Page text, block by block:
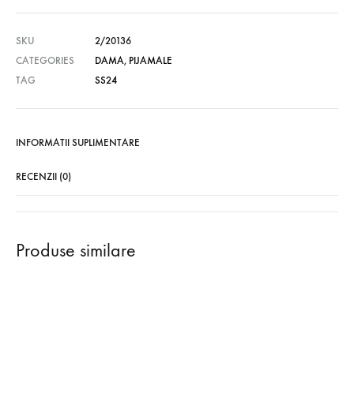
SKU
2/20136
CATEGORIES
DAMA, PIJAMALE
TAG
SS24
INFORMATII SUPLIMENTARE
RECENZII (0)
Produse similare